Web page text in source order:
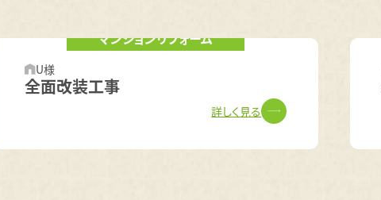
マンションリフォーム
U様
全面改装工事
詳しく見る